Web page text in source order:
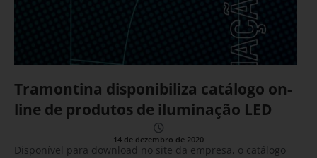
Tramontina disponibiliza catálogo on-
line de produtos de iluminação LED
14 de dezembro de 2020
Disponível para download no site da empresa, o catálogo